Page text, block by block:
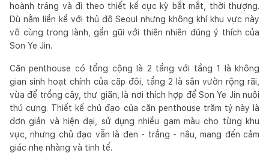
hoành tráng và đi theo thiết kế cực kỳ bắt mắt, thời thượng.
Dù nằm liền kề với thủ đô Seoul nhưng không khí khu vực này
vô cùng trong lành, gần gũi với thiên nhiên đúng ý thích của
Son Ye Jin.
Căn penthouse có tổng cộng là 2 tầng với tầng 1 là không
gian sinh hoạt chính của cặp đôi, tầng 2 là sân vườn rộng rãi,
vừa để trồng cây, thư giãn, là nơi thích hợp để Son Ye Jin nuôi
thú cưng. Thiết kế chủ đạo của căn penthouse trăm tỷ này là
đơn giản và hiện đại, sử dụng nhiều gam màu cho từng khu
vực, nhưng chủ đạo vẫn là đen - trắng - nâu, mang đến cảm
giác nhẹ nhàng và tinh tế.